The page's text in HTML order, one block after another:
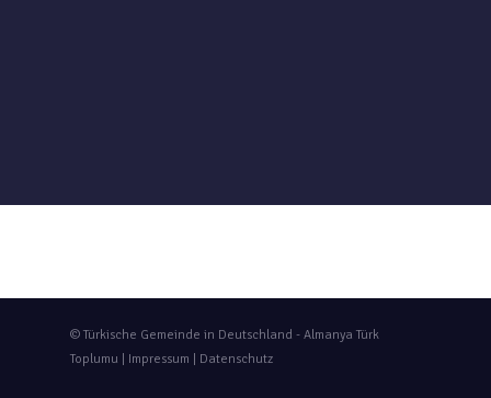
© Türkische Gemeinde in Deutschland - Almanya Türk
Toplumu | Impressum Datenschutz